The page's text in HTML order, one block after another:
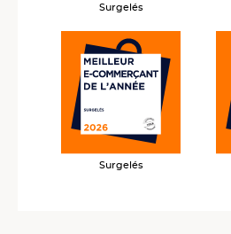
Surgelés
Surgelés